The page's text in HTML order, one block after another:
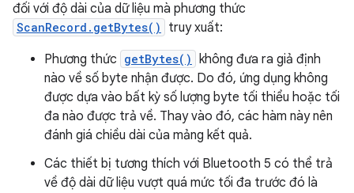
đối với độ dài của dữ liệu mà phương thức
ScanRecord.getBytes()
truy xuất:
Phương thức getBytes() không đưa ra giả định
nào về số byte nhận được. Do đó, ứng dụng không
được dựa vào bất kỳ số lượng byte tối thiểu hoặc tối
đa nào được trả về. Thay vào đó, các hàm này nên
đánh giá chiều dài của mảng kết quả.
Các thiết bị tương thích với Bluetooth 5 có thể trả
về độ dài dữ liệu vượt quá mức tối đa trước đó là